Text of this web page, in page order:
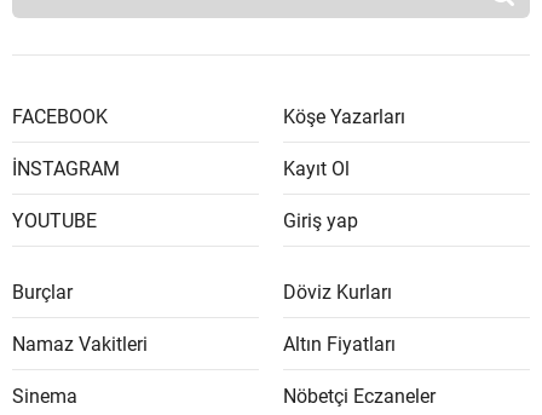
FACEBOOK
İNSTAGRAM
YOUTUBE
Köşe Yazarları
Kayıt Ol
Giriş yap
Burçlar
Namaz Vakitleri
Sinema
Döviz Kurları
Altın Fiyatları
Nöbetçi Eczaneler